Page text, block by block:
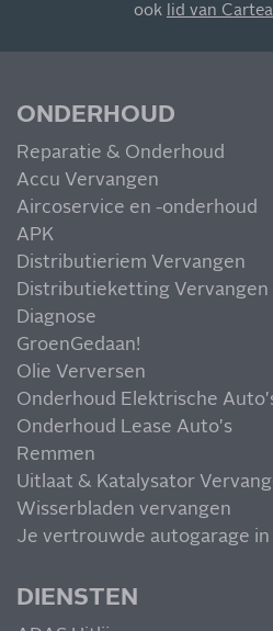
MIS
ook
lid van
ONDERHOUD
Reparatie & Onderhoud
Accu Vervangen
Aircoservice en -onderhoud
APK
Distributieriem Vervangen
Distributieketting Vervangen
Diagnose
GroenGedaan!
Olie Verversen
Onderhoud Elektrische
Onderhoud Lease Auto's
Remmen
Uitlaat & Katalysator
Wisserbladen vervangen
Je vertrouwde autogarage in
DIENSTEN